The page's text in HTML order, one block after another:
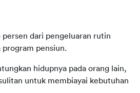
dari pengeluaran rutin
pensiun.
hidupnya pada orang lain,
untuk membiayai kebutuhan